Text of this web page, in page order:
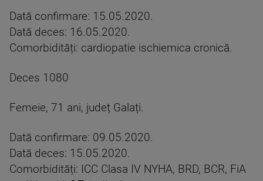
Dată confirmare: 15.05.2020.
Dată deces: 16.05.2020.
Comorbidități: cardiopatie ischiemica cronică.
Deces 1080
Femeie, 71 ani, județ Galați.
Dată confirmare: 09.05.2020.
Dată deces: 15.05.2020.
Comorbidități: ICC Clasa IV NYHA, BRD, BCR, FiA